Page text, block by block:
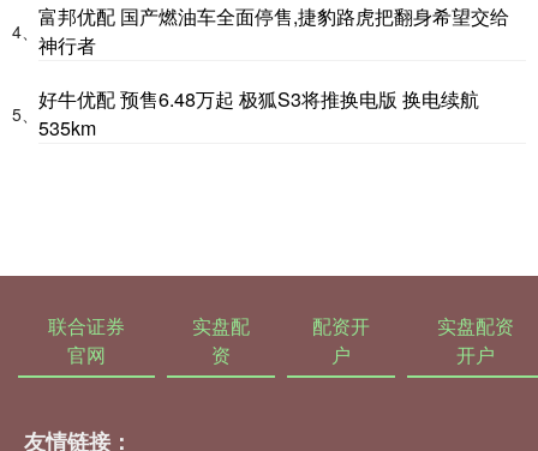
4、
富邦优配 国产燃油车全面停售,捷豹路虎把翻身希望交给
神行者
5、
好牛优配 预售6.48万起 极狐S3将推换电版 换电续航
535km
联合证券
官网
实盘配
资
配资开
户
实盘配资
开户
友情链接：